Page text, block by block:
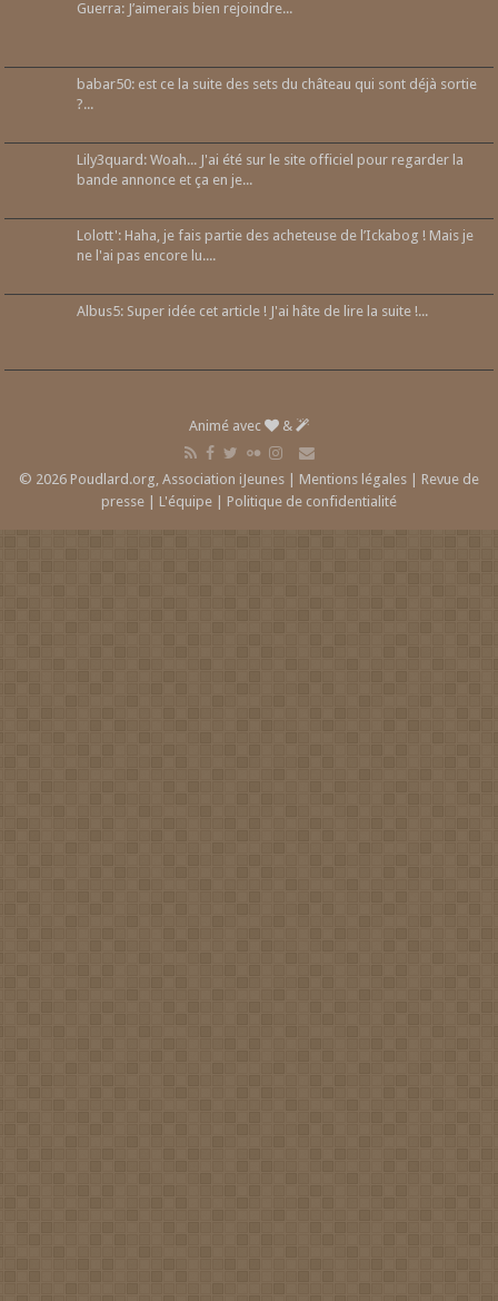
Guerra: J’aimerais bien rejoindre...
babar50: est ce la suite des sets du château qui sont déjà sortie
?...
Lily3quard: Woah... J'ai été sur le site officiel pour regarder la
bande annonce et ça en je...
Lolott': Haha, je fais partie des acheteuse de l’Ickabog ! Mais je
ne l'ai pas encore lu....
Albus5: Super idée cet article ! J'ai hâte de lire la suite !...
Animé avec &
© 2026 Poudlard.org, Association iJeunes | Mentions légales | Revue de
presse | L'équipe | Politique de confidentialité